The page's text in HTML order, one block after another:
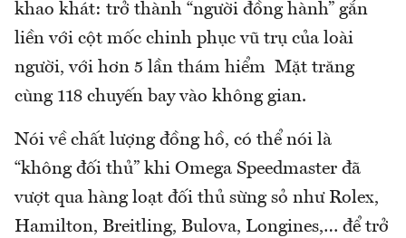
khao khát: trở thành “người đồng hành” gắn
liền với cột mốc chinh phục vũ trụ của loài
người, với hơn 5 lần thám hiểm Mặt trăng
cùng 118 chuyến bay vào không gian.
Nói về chất lượng đồng hồ, có thể nói là
“không đối thủ” khi Omega Speedmaster đã
vượt qua hàng loạt đối thủ sừng sỏ như Rolex,
Hamilton, Breitling, Bulova, Longines,… để trở